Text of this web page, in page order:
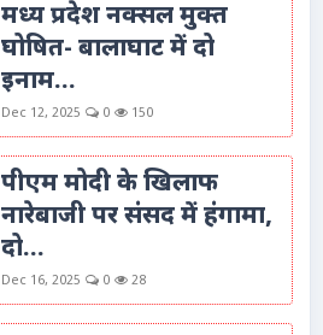
मध्य प्रदेश नक्सल मुक्त
घोषित- बालाघाट में दो
इनाम...
Dec 12, 2025 0 150
पीएम मोदी के खिलाफ
नारेबाजी पर संसद में हंगामा,
दो...
Dec 16, 2025 0 28